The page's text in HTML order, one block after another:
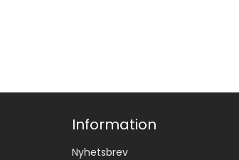
Information
Nyhetsbrev